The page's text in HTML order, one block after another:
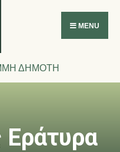
εργαλείων
MENU
ΔΗΜΟΤΗ